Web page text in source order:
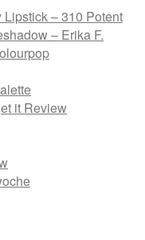
– 310 Potent
– Erika F.
it Review